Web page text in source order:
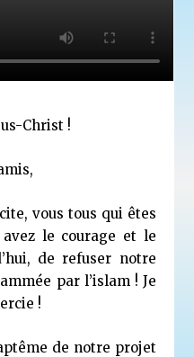
Christ !
vous tous qui êtes
le courage et le
de refuser notre
par l’islam ! Je
!
de notre projet